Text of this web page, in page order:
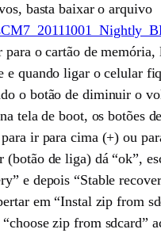
basta baixar o arquivo
para o cartão de memória,
e quando ligar o celular
o botão de diminuir o
tela de boot, os botões
ir para cima (+) ou
(botão de liga) dá “ok”,
e depois “Stable
em “Instal zip from
“choose zip from sdcard”